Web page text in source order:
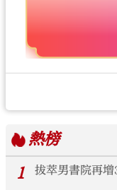
熱榜
1
拔萃男書院再